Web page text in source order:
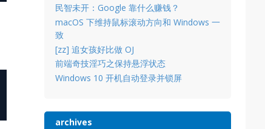
民智未开：Google 靠什么赚钱？
macOS 下维持鼠标滚动方向和 Windows 一
致
[zz] 追女孩好比做 OJ
前端奇技淫巧之保持悬浮状态
Windows 10 开机自动登录并锁屏
archives